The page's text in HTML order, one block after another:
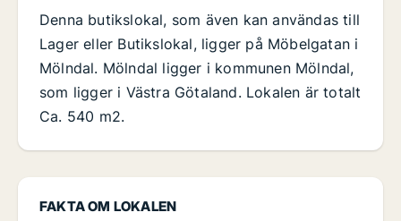
FAKTA OM LOKALEN
Denna butikslokal, som även kan användas till
Lager eller Butikslokal, ligger på Möbelgatan i
Mölndal. Mölndal ligger i kommunen Mölndal,
som ligger i Västra Götaland. Lokalen är totalt
Ca. 540 m2.